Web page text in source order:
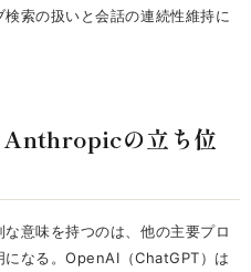
索の扱いと会話の連続性維持に
Anthropicの立ち位
意味を持つのは、他の主要プロ
になる。OpenAI（ChatGPT）は